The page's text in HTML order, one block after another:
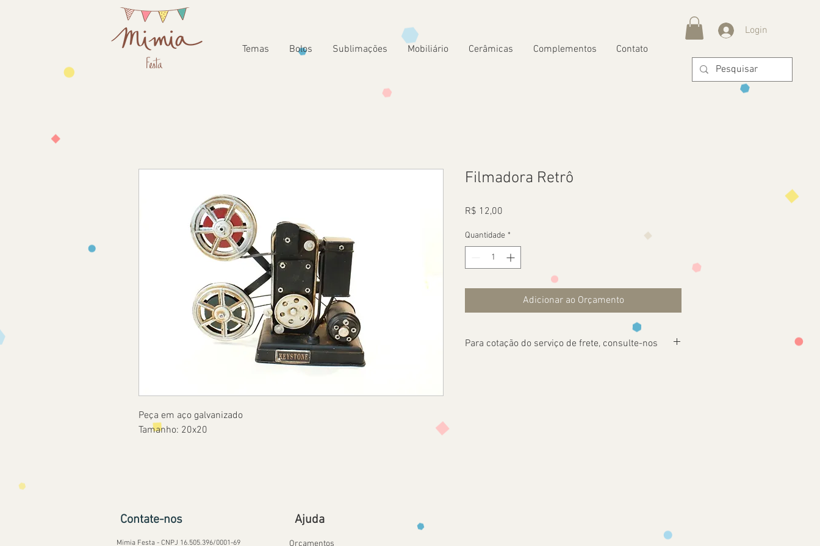
Temas Bolos Sublimações Mobiliário Cerâmicas Complementos Contato
Login
Peça em aço galvanizado
Tamanho: 20x20
Filmadora Retrô
R$ 12,00
Quantidade *
Adicionar ao Orçamento
Para cotação do serviço de frete, consulte-nos
Contate-nos
Mimia Festa - CNPJ 16.505.396/0001-69
Ajuda